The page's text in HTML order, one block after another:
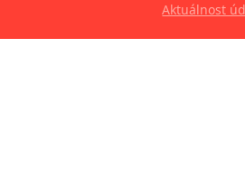
Aktuálnost